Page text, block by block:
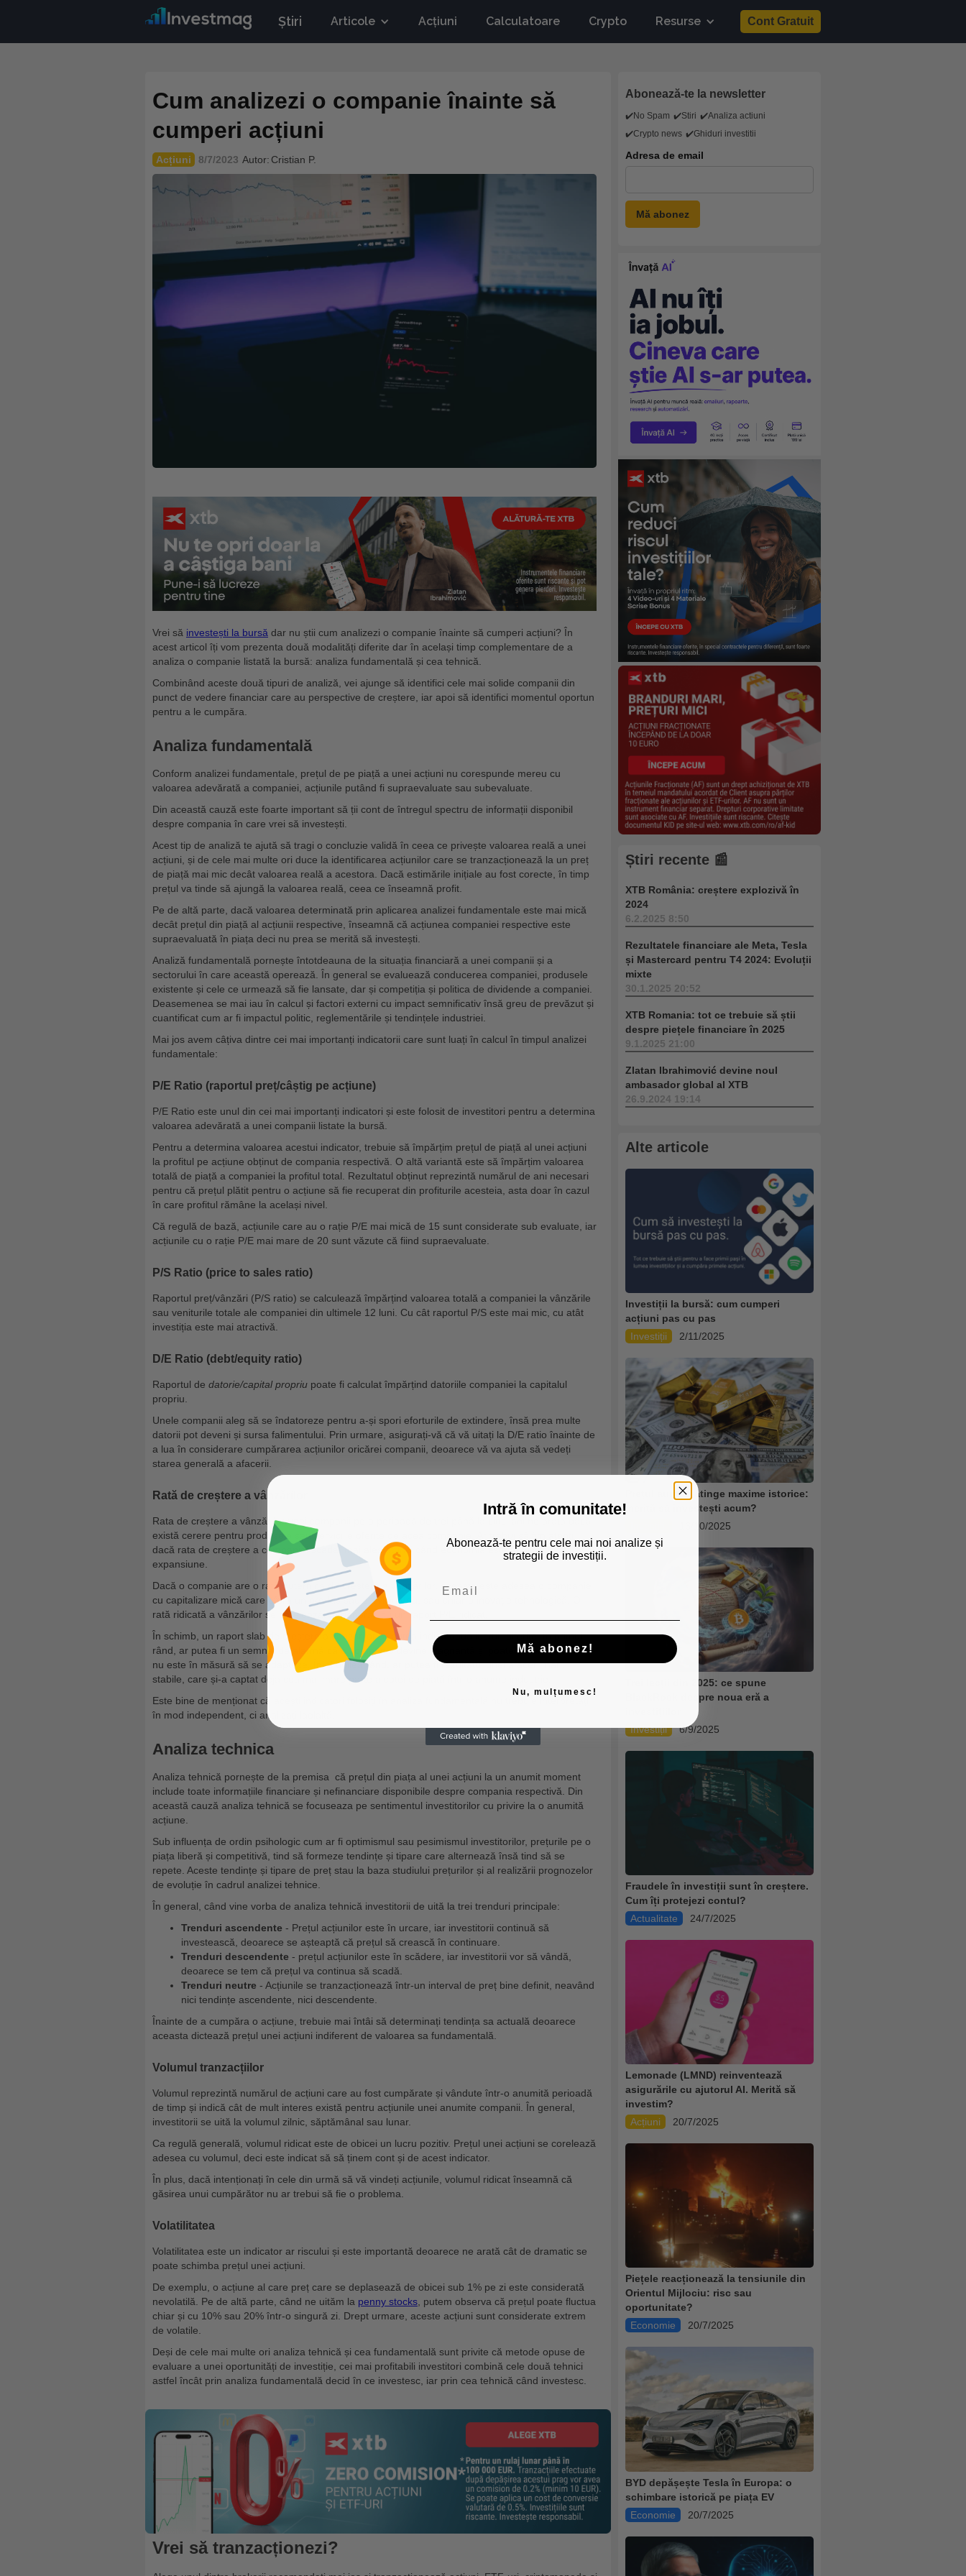
Știri Articole Acțiuni Calculatoare Crypto Resurse Cont Gratuit
Cum analizezi o companie înainte să
cumperi acțiuni
Acțiuni 8/7/2023 Autor: Cristian P.
Vrei să investești la bursă dar nu știi cum analizezi o companie înainte să cumperi acțiuni? În
acest articol îți vom prezenta două modalități diferite dar în același timp complementare de a
analiza o companie listată la bursă: analiza fundamentală și cea tehnică.
Combinând aceste două tipuri de analiză, vei ajunge să identifici cele mai solide companii din
punct de vedere financiar care au perspective de creștere, iar apoi să identifici momentul oportun
pentru a le cumpăra.
Analiza fundamentală
Conform analizei fundamentale, prețul de pe piață a unei acțiuni nu corespunde mereu cu
valoarea adevărată a companiei, acțiunile putând fi supraevaluate sau subevaluate.
Din această cauză este foarte important să ții cont de întregul spectru de informații disponibil
despre compania în care vrei să investești.
Acest tip de analiză te ajută să tragi o concluzie validă în ceea ce privește valoarea reală a unei
acțiuni, și de cele mai multe ori duce la identificarea acțiunilor care se tranzacționează la un preț
de piață mai mic decât valoarea reală a acestora. Dacă estimările inițiale au fost corecte, în timp
prețul va tinde să ajungă la valoarea reală, ceea ce înseamnă profit.
Pe de altă parte, dacă valoarea determinată prin aplicarea analizei fundamentale este mai mică
decât prețul din piață al acțiunii respective, înseamnă că acțiunea companiei respective este
supraevaluată în piața deci nu prea se merită să investești.
Analiză fundamentală pornește întotdeauna de la situația financiară a unei companii și a
sectorului în care această operează. În general se evaluează conducerea companiei, produsele
existente și cele ce urmează să fie lansate, dar și competiția și politica de dividende a companiei.
Deasemenea se mai iau în calcul și factori externi cu impact semnificativ însă greu de prevăzut și
cuantificat cum ar fi impactul politic, reglementările și tendințele industriei.
Mai jos avem câțiva dintre cei mai importanți indicatorii care sunt luați în calcul în timpul analizei
fundamentale:
P/E Ratio (raportul preț/câștig pe acțiune)
P/E Ratio este unul din cei mai importanți indicatori și este folosit de investitori pentru a determina
valoarea adevărată a unei companii listate la bursă.
Pentru a determina valoarea acestui indicator, trebuie să împărțim prețul de piață al unei acțiuni
la profitul pe acțiune obținut de compania respectivă. O altă variantă este să împărțim valoarea
totală de piață a companiei la profitul total. Rezultatul obținut reprezintă numărul de ani necesari
pentru că prețul plătit pentru o acțiune să fie recuperat din profiturile acesteia, asta doar în cazul
în care profitul rămâne la același nivel.
Că regulă de bază, acțiunile care au o rație P/E mai mică de 15 sunt considerate sub evaluate, iar
acțiunile cu o rație P/E mai mare de 20 sunt văzute că fiind supraevaluate.
P/S Ratio (price to sales ratio)
Raportul preț/vânzări (P/S ratio) se calculează împărțind valoarea totală a companiei la vânzările
sau veniturile totale ale companiei din ultimele 12 luni. Cu cât raportul P/S este mai mic, cu atât
investiția este mai atractivă.
D/E Ratio (debt/equity ratio)
Raportul de datorie/capital propriu poate fi calculat împărțind datoriile companiei la capitalul
propriu.
Unele companii aleg să se îndatoreze pentru a-și spori eforturile de extindere, însă prea multe
datorii pot deveni și sursa falimentului. Prin urmare, asigurați-vă că vă uitați la D/E ratio înainte de
a lua în considerare cumpărarea acțiunilor oricărei companii, deoarece vă va ajuta să vedeți
starea generală a afacerii.
Rată de creștere a vânzărilor
Rata de creștere a vânzărilor unei companii pe o perioadă de trei până la cinci ani ne arată dacă
există cerere pentru produsele sau serviciile oferite de acea companie. Ar trebui să fim atenți
dacă rata de creștere a companiei scade, mai ales atunci când economia este în plină
expansiune.
Dacă o companie are o rată puternică de creștere a vânzărilor, aceasta este adesea o companie
cu capitalizare mică care oferă un produs sau serviciu nou, sau chiar o inovație tehnologică. O
rată ridicată a vânzărilor se corelează, în general, cu un raport P/E ridicat.
În schimb, un raport slab de creștere a vânzărilor ar putea indica două lucruri diferite. În primul
rând, ar putea fi un semnal de alarmă că o companie devine stagnantă și poate da faliment dacă
nu este în măsură să se adapteze. În al doilea rând, ar putea fi rezultatul unei afaceri mari,
stabile, care și-a captat deja cea mai mare parte a cotei de piață într-o anume industrie.
Este bine de menționat că acești indicatori folosiți în analiza fundamentală nu trebuie interpretați
în mod independent, ci analizați laolaltă.
Analiza technica
Analiza tehnică pornește de la premisa că prețul din piața al unei acțiuni la un anumit moment
include toate informațiile financiare și nefinanciare disponibile despre compania respectivă.
Din
această cauză analiza tehnică se focuseaza pe sentimentul investitorilor cu privire la o anumită
acțiune.
Sub influența de ordin psihologic cum ar fi optimismul sau pesimismul investitorilor, prețurile pe o
piața liberă și competitivă, tind să formeze tendințe și tipare care alternează însă tind să se
repete. Aceste tendințe și tipare de preț stau la baza studiului prețurilor și al realizării prognozelor
de evoluție în cadrul analizei tehnice.
În general, când vine vorba de analiza tehnică investitorii de uită la trei trenduri principale:
Trenduri ascendente - Prețul acțiunilor este în urcare, iar investitorii continuă să
investească, deoarece se așteaptă că prețul să crească în continuare.
Trenduri descendente - prețul acțiunilor este în scădere, iar investitorii vor să vândă,
deoarece se tem că prețul va continua să scadă.
Trenduri neutre - Acțiunile se tranzacționează într-un interval de preț bine definit, neavând
nici tendințe ascendente, nici descendente.
Înainte de a cumpăra o acțiune, trebuie mai întâi să determinați tendința sa actuală deoarece
aceasta dictează prețul unei acțiuni indiferent de valoarea sa fundamentală.
Volumul tranzacțiilor
Volumul reprezintă numărul de acțiuni care au fost cumpărate și vândute într-o anumită perioadă
de timp și indică cât de mult interes există pentru acțiunile unei anumite companii. În general,
investitorii se uită la volumul zilnic, săptămânal sau lunar.
Ca regulă generală, volumul ridicat este de obicei un lucru pozitiv. Prețul unei acțiuni se corelează
adesea cu volumul, deci este indicat să să ținem cont și de acest indicator.
În plus, dacă intenționați în cele din urmă să vă vindeți acțiunile, volumul ridicat înseamnă că
găsirea unui cumpărător nu ar trebui să fie o problema.
Volatilitatea
Volatilitatea este un indicator ar riscului și este importantă deoarece ne arată cât de dramatic se
poate schimba prețul unei acțiuni.
De exemplu, o acțiune al care preț care se deplasează de obicei sub 1% pe zi este considerată
nevolatilă. Pe de altă parte, când ne uităm la penny stocks , putem observa că prețul poate fluctua
chiar și cu 10% sau 20% într-o singură zi. Drept urmare, aceste acțiuni sunt considerate extrem
de volatile.
Deși de cele mai multe ori analiza tehnică și cea fundamentală sunt privite că metode opuse de
evaluare a unei oportunități de investiție, cei mai profitabili investitori combină cele două tehnici
astfel încât prin analiza fundamentală decid în ce investesc, iar prin cea tehnică când investesc.
Vrei să tranzacționezi?
Abonează-te la newsletter
✔️No Spam ✔️Stiri ✔️Analiza actiuni
✔️Crypto news ✔️Ghiduri investitii
Adresa de email
Știri recente 📰
XTB România: creștere explozivă în
2024
6.2.2025 8:50
Rezultatele financiare ale Meta, Tesla
și Mastercard pentru T4 2024: Evoluții
mixte
30.1.2025 20:52
XTB Romania: tot ce trebuie să știi
despre piețele financiare în 2025
9.1.2025 21:00
Zlatan Ibrahimović devine noul
ambasador global al XTB
26.9.2024 19:14
Alte articole
Investiții la bursă: cum cumperi
acțiuni pas cu pas
Investiții
2/11/2025
Prețul aurului atinge maxime istorice:
merită să investești acum?
16/10/2025
Trei lecții din 2025: ce spune
BlackRock despre noua eră a
Investiții
6/9/2025
Fraudele în investiții sunt în creștere.
Cum îți protejezi contul?
Actualitate
24/7/2025
Lemonade (LMND) reinventează
asigurările cu ajutorul AI. Merită să
investim?
Acțiuni
20/7/2025
Piețele reacționează la tensiunile din
Orientul Mijlociu: risc sau
oportunitate?
Economie
20/7/2025
BYD depășește Tesla în Europa: o
schimbare istorică pe piața EV
Economie
20/7/2025
Intră în comunitate!
Abonează-te pentru cele mai noi analize și
strategii de investiții.
Mă abonez!
Nu, mulțumesc!